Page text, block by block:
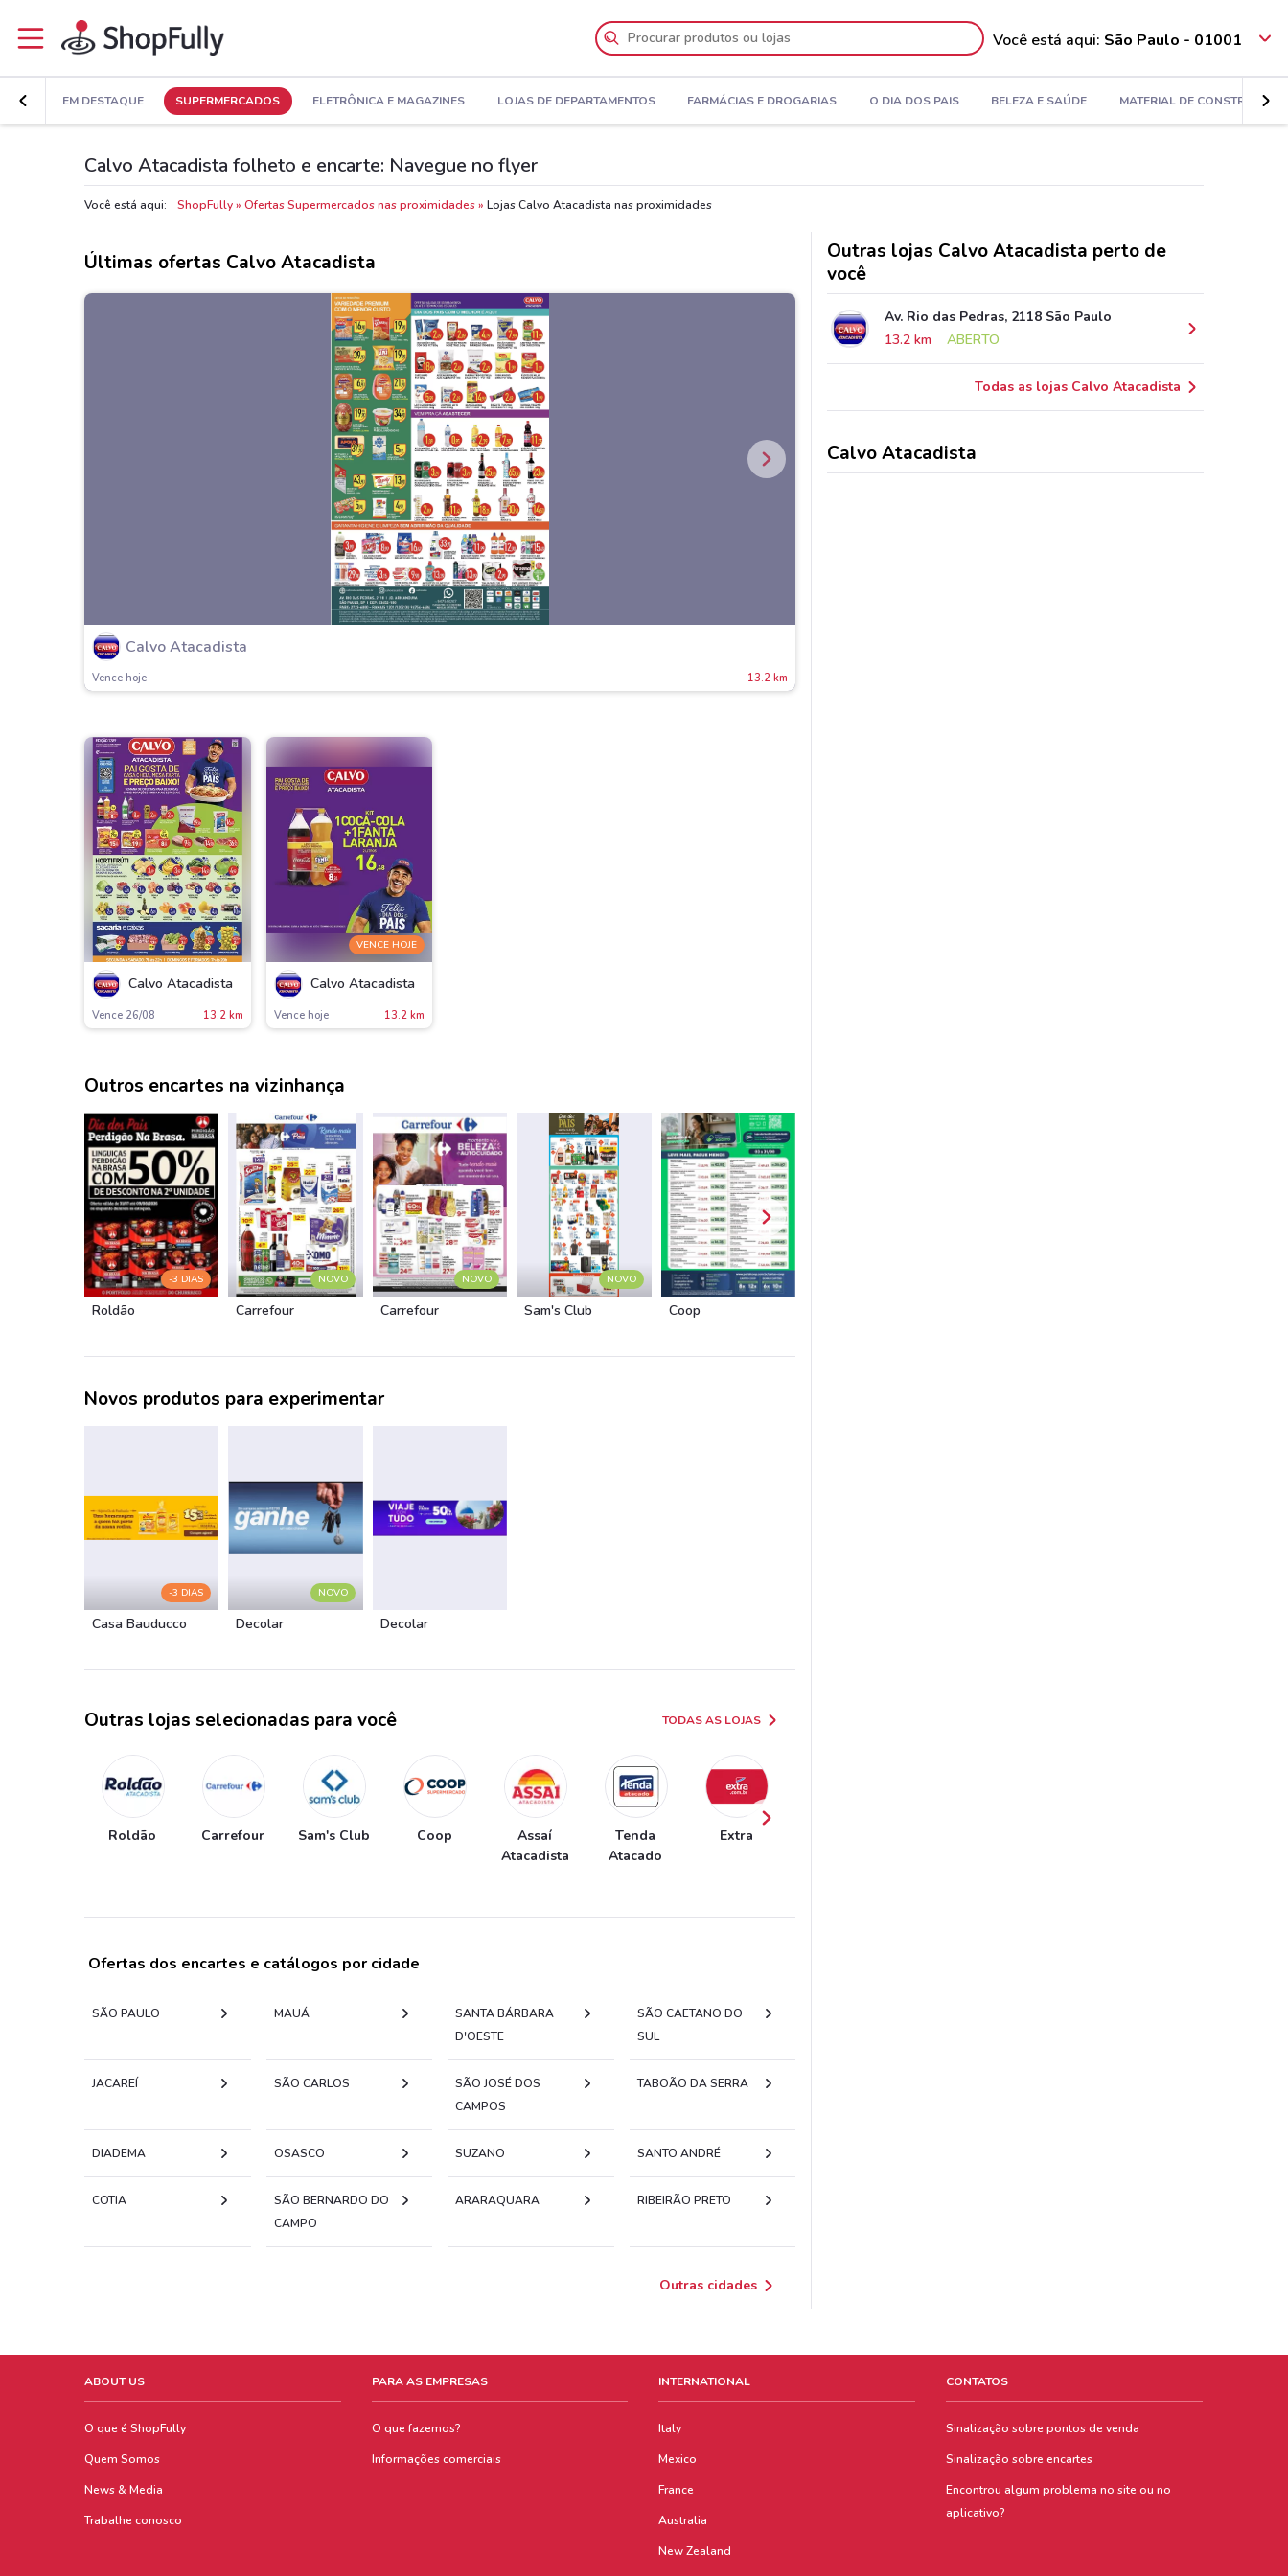
Você está aqui: São Paulo - 01001
EM DESTAQUE SUPERMERCADOS ELETRÔNICA E MAGAZINES LOJAS DE DEPARTAMENTOS FARMÁCIAS E DROGARIAS O DIA DOS PAIS BELEZA E SAÚDE MATERIAL DE CONSTRUÇÃO
Calvo Atacadista folheto e encarte: Navegue no flyer
Você está aqui: ShopFully Ofertas Supermercados nas proximidades Lojas Calvo Atacadista nas proximidades
Últimas ofertas Calvo Atacadista
Calvo Atacadista
Vence hoje 13.2 km
Calvo Atacadista
Vence 26/08 13.2 km
VENCE HOJE
Calvo Atacadista
Vence hoje 13.2 km
Outros encartes na vizinhança
-3 DIAS
Roldão
NOVO
Carrefour
NOVO
Carrefour
NOVO
Sam's Club Coop
Novos produtos para experimentar
-3 DIAS
Casa Bauducco
NOVO
Decolar Decolar
Outras lojas selecionadas para você TODAS AS LOJAS
Roldão Carrefour Sam's Club Coop
Assaí
Atacadista
Tenda
Atacado
Extra
Ofertas dos encartes e catálogos por cidade
SÃO PAULO MAUÁ
SANTA BÁRBARA
D'OESTE
SÃO CAETANO DO
SUL
JACAREÍ SÃO CARLOS
SÃO JOSÉ DOS
CAMPOS
TABOÃO DA SERRA
DIADEMA OSASCO SUZANO SANTO ANDRÉ
COTIA
SÃO BERNARDO DO
CAMPO
ARARAQUARA RIBEIRÃO PRETO
Outras cidades
Outras lojas Calvo Atacadista perto de
você
Av. Rio das Pedras, 2118 São Paulo
13.2 km
ABERTO
Todas as lojas Calvo Atacadista
Calvo Atacadista
ABOUT US
O que é ShopFully
Quem Somos
News & Media
Trabalhe conosco
PARA AS EMPRESAS
O que fazemos?
Informações comerciais
INTERNATIONAL
Italy
Mexico
France
Australia
New Zealand
CONTATOS
Sinalização sobre pontos de venda
Sinalização sobre encartes
Encontrou algum problema no site ou no
aplicativo?